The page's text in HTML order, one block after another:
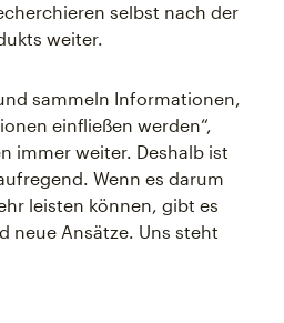
selbst nach der
weiter.
sammeln Informationen,
einfließen werden“,
immer weiter. Deshalb ist
Wenn es darum
leisten können, gibt es
neue Ansätze. Uns steht